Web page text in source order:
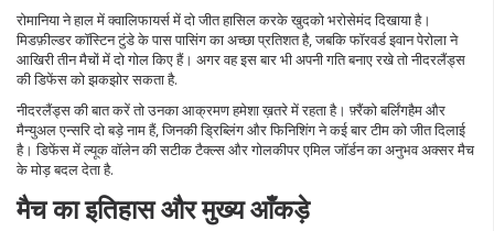
रोमानिया ने हाल में क्वालिफायर्स में दो जीत हासिल करके खुदको भरोसेमंद दिखाया है।
मिडफ़ील्डर कॉस्टिन टुंडे के पास पासिंग का अच्छा प्रतिशत है, जबकि फॉरवर्ड इवान पेरोला ने
आखिरी तीन मैचों में दो गोल किए हैं। अगर वह इस बार भी अपनी गति बनाए रखे तो नीदरलैंड्स
की डिफेंस को झकझोर सकता है.
नीदरलैंड्स की बात करें तो उनका आक्रमण हमेशा ख़तरे में रहता है। फ़्रैंको बर्लिंगहैम और
मैन्युअल एन्सरि दो बड़े नाम हैं, जिनकी ड्रिब्लिंग और फिनिशिंग ने कई बार टीम को जीत दिलाई
है। डिफेंस में ल्यूक वॉलेन की सटीक टैक्ल्स और गोलकीपर एमिल जॉर्डन का अनुभव अक्सर मैच
के मोड़ बदल देता है.
मैच का इतिहास और मुख्य आँकड़े